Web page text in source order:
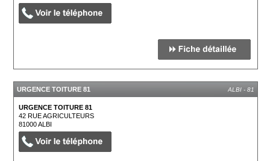
URGENCE TOITURE 81 ALBI - 81
URGENCE TOITURE 81
42 RUE AGRICULTEURS
81000ALBI